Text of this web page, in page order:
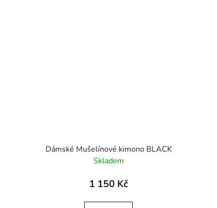
Dámské Mušelínové kimono BLACK
Skladem
1 150 Kč